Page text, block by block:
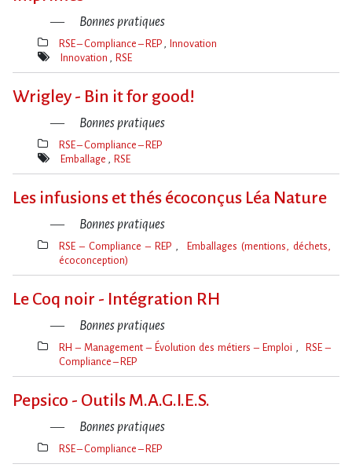
Bonnes pratiques
Thèmes(s)
RSE – Compliance – REP Innovation
Mot(s)-
Innovation RSE
Wrigley - Bin it for good!
Bonnes pratiques
Thèmes(s)
RSE – Compliance – REP
Mot(s)-
Emballage RSE
Les infusions et thés écoconçus Léa Nature
Bonnes pratiques
Thèmes(s)
RSE – Compliance – REP
Emballages (mentions, déchets,
écoconception)
Le Coq noir - Intégration RH
Bonnes pratiques
Thèmes(s)
RH – Management – Évolution des métiers – Emploi
RSE –
Compliance – REP
Pepsico - Outils M.A.G.I.E.S.
Bonnes pratiques
Thèmes(s)
RSE – Compliance – REP